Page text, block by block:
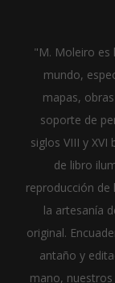
"M. Moleiro es
mundo,
mapas,
soporte de
siglos VIII y
de libro
reproducción de
la artesanía
original.
antaño y
mano,